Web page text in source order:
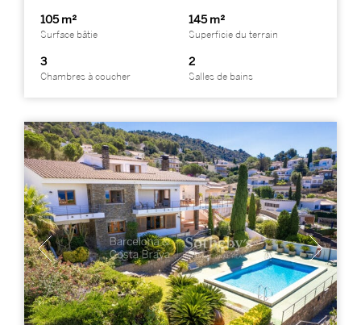
105 m²
Surface bâtie
145 m²
Superficie du terrain
3
Chambres à coucher
2
Salles de bains